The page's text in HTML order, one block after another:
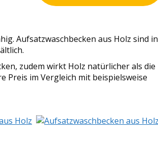
Aufsatzwaschbecken aus Holz sind in
zudem wirkt Holz natürlicher als die
Preis im Vergleich mit beispielsweise